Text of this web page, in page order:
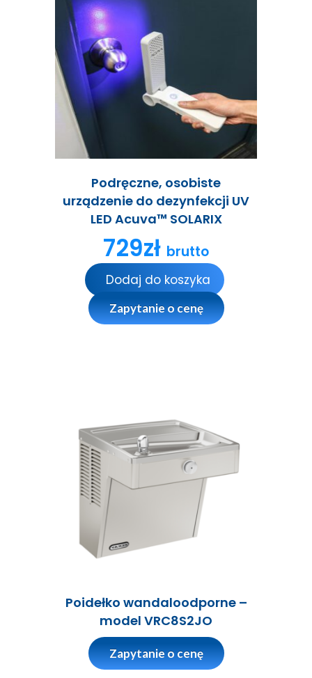
Podręczne, osobiste
urządzenie do dezynfekcji UV
LED Acuva™ SOLARIX
729zł brutto
Dodaj do koszyka
Zapytanie o cenę
Poidełko wandaloodporne –
model VRC8S2JO
Zapytanie o cenę